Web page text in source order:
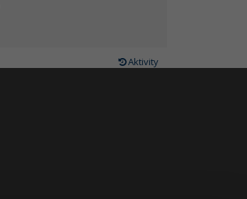
Aktivity